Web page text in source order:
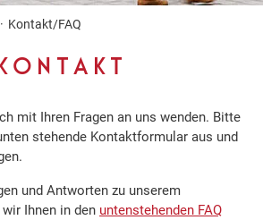
Inhalt
Kontakt/FAQ
KONTAKT
mit Ihren Fragen an uns wenden. Bitte
stehende Kontaktformular aus und
und Antworten zu unserem
Ihnen in den untenstehenden FAQ